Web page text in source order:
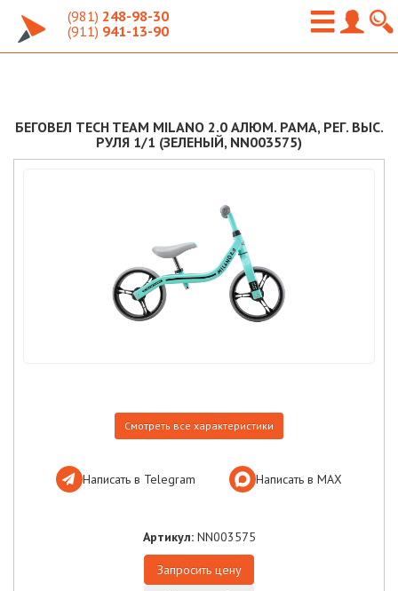
(981) 248-98-30
(911) 941-13-90
БЕГОВЕЛ TECH TEAM MILANO 2.0 АЛЮМ. РАМА, РЕГ. ВЫС.
РУЛЯ 1/1 (ЗЕЛЕНЫЙ, NN003575)
Смотреть все характеристики
Написать в Telegram Написать в МАХ
Артикул: NN003575
Запросить цену